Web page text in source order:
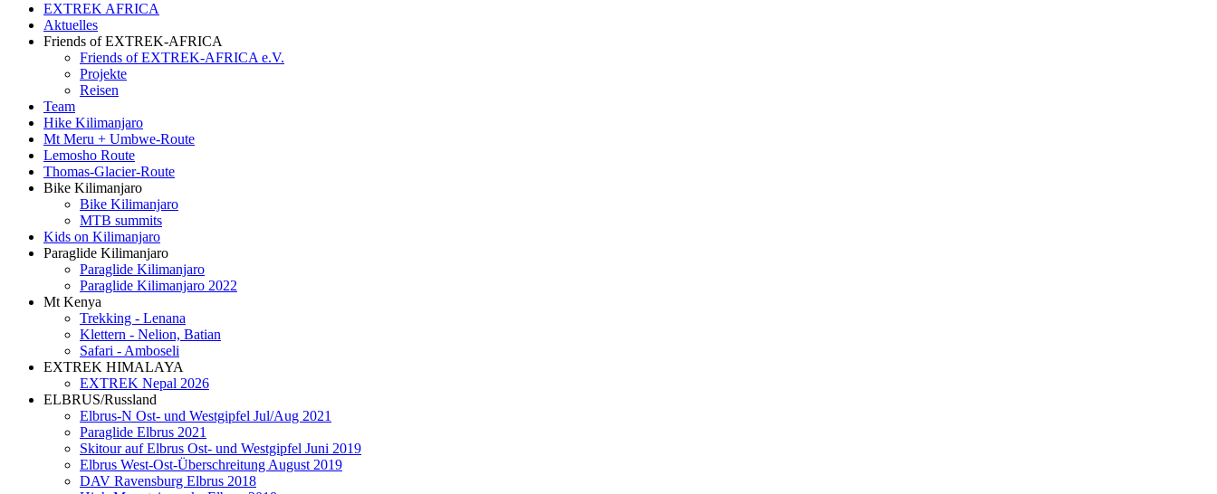
EXTREK AFRICA
Aktuelles
Friends of EXTREK-AFRICA
Friends of EXTREK-AFRICA e.V.
Projekte
Reisen
Team
Hike Kilimanjaro
Mt Meru + Umbwe-Route
Lemosho Route
Thomas-Glacier-Route
Bike Kilimanjaro
Bike Kilimanjaro
MTB summits
Kids on Kilimanjaro
Paraglide Kilimanjaro
Paraglide Kilimanjaro
Paraglide Kilimanjaro 2022
Mt Kenya
Trekking - Lenana
Klettern - Nelion, Batian
Safari - Amboseli
EXTREK HIMALAYA
EXTREK Nepal 2026
ELBRUS/Russland
Elbrus-N Ost- und Westgipfel Jul/Aug 2021
Paraglide Elbrus 2021
Skitour auf Elbrus Ost- und Westgipfel Juni 2019
Elbrus West-Ost-Überschreitung August 2019
DAV Ravensburg Elbrus 2018